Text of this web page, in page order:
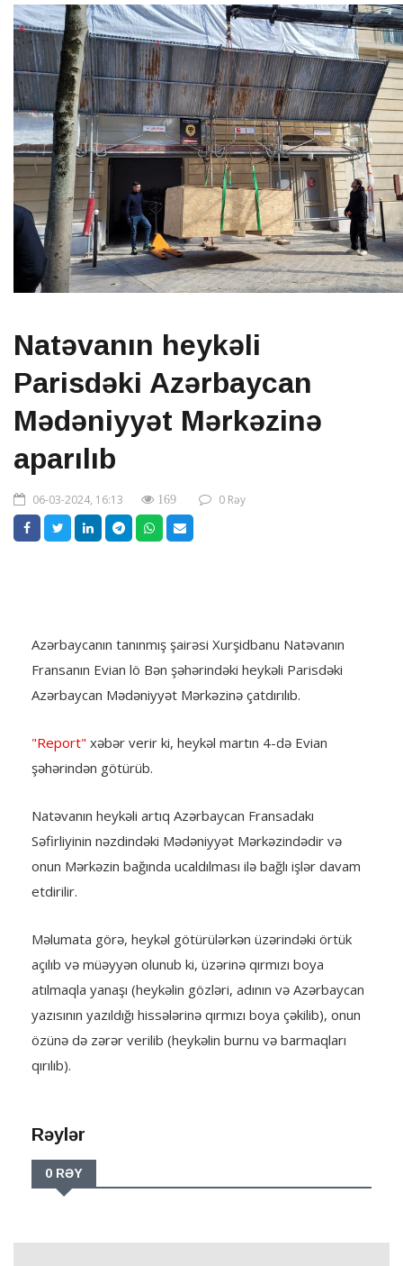
Natəvanın heykəli
Parisdəki Azərbaycan
Mədəniyyət Mərkəzinə
aparılıb
06-03-2024, 16:13 169 0 Rəy
Azərbaycanın tanınmış şairəsi Xurşidbanu Natəvanın
Fransanın Evian lö Bən şəhərindəki heykəli Parisdəki
Azərbaycan Mədəniyyət Mərkəzinə çatdırılıb.
"Report" xəbər verir ki, heykəl martın 4-də Evian
şəhərindən götürüb.
Natəvanın heykəli artıq Azərbaycan Fransadakı
Səfirliyinin nəzdindəki Mədəniyyət Mərkəzindədir və
onun Mərkəzin bağında ucaldılması ilə bağlı işlər davam
etdirilir.
Məlumata görə, heykəl götürülərkən üzərindəki örtük
açılıb və müəyyən olunub ki, üzərinə qırmızı boya
atılmaqla yanaşı (heykəlin gözləri, adının və Azərbaycan
yazısının yazıldığı hissələrinə qırmızı boya çəkilib), onun
özünə də zərər verilib (heykəlin burnu və barmaqları
qırılıb).
Rəylər
0 RƏY